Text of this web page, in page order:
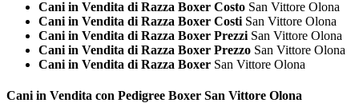
Cani in Vendita di Razza Boxer Costo San Vittore Olona
Cani in Vendita di Razza Boxer Costi San Vittore Olona
Cani in Vendita di Razza Boxer Prezzi San Vittore Olona
Cani in Vendita di Razza Boxer Prezzo San Vittore Olona
Cani in Vendita di Razza Boxer San Vittore Olona
Cani in Vendita con Pedigree Boxer San Vittore Olona